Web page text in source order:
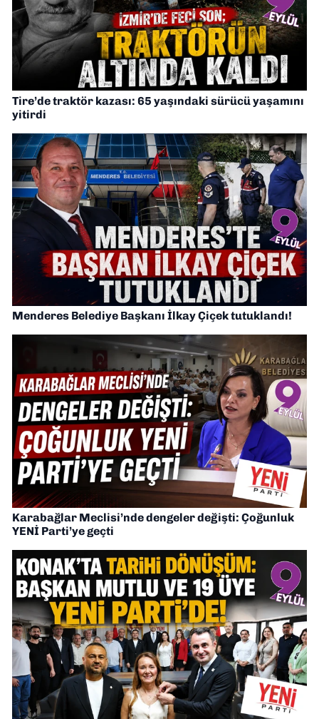
Tire’de traktör kazası: 65 yaşındaki sürücü yaşamını
yitirdi
Menderes Belediye Başkanı İlkay Çiçek tutuklandı!
Karabağlar Meclisi’nde dengeler değişti: Çoğunluk
YENİ Parti’ye geçti